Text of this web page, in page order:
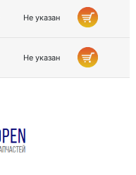
Не указан
Не указан